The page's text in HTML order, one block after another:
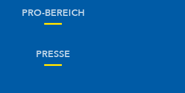
PRO-BEREICH
PRESSE